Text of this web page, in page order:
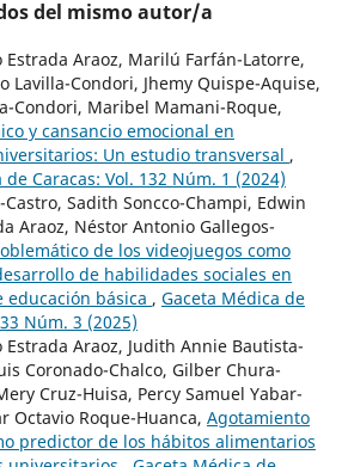
del mismo autor/a
Estrada Araoz, Marilú Farfán-Latorre,
Lavilla-Condori, Jhemy Quispe-Aquise,
Condori, Maribel Mamani-Roque,
y cansancio emocional en
Un estudio transversal ,
Caracas: Vol. 132 Núm. 1 (2024)
Sadith Soncco-Champi, Edwin
Araoz, Néstor Antonio Gallegos-
de los videojuegos como
de habilidades sociales en
educación básica , Gaceta Médica de
Núm. 3 (2025)
Estrada Araoz, Judith Annie Bautista-
Coronado-Chalco, Gilber Chura-
Cruz-Huisa, Percy Samuel Yabar-
Octavio Roque-Huanca, Agotamiento
predictor de los hábitos alimentarios